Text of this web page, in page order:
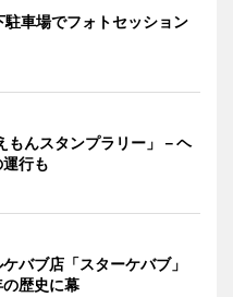
車場でフォトセッション
もんスタンプラリー」－ヘ
行も
バブ店「スターケバブ」
歴史に幕